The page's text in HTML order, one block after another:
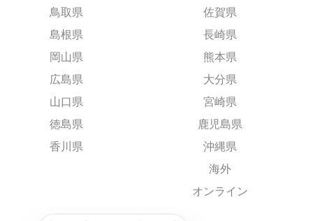
鳥取県
島根県
岡山県
広島県
山口県
徳島県
香川県
佐賀県
長崎県
熊本県
大分県
宮崎県
鹿児島県
沖縄県
海外
オンライン